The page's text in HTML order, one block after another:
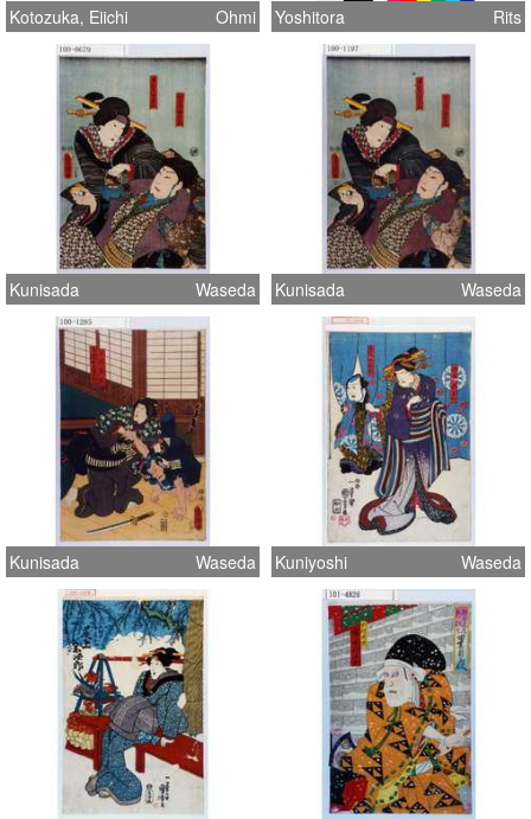
Kotozuka, Eiichi Ohmi Yoshitora Rits
Kunisada Waseda Kunisada Waseda
Kunisada Waseda Kuniyoshi Waseda